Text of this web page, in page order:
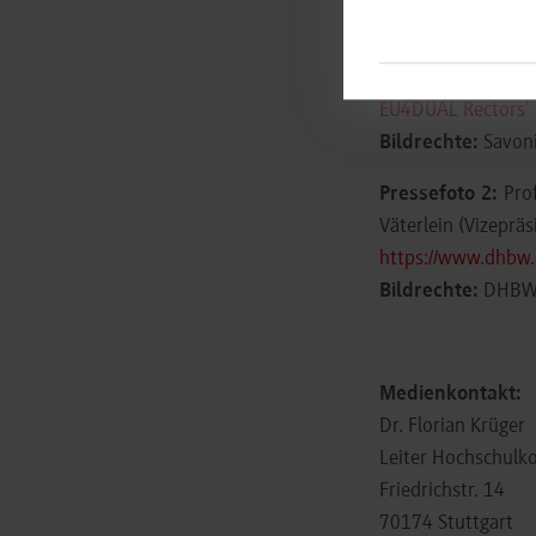
European
EU4DUAL
Bildrechte:
Pressefoto 2:
Väterlein
https://
Bildrechte: DHBW
Medienkontakt:
Dr. Florian Krüger
Leiter
Friedrichstr. 14
70174 Stuttgart